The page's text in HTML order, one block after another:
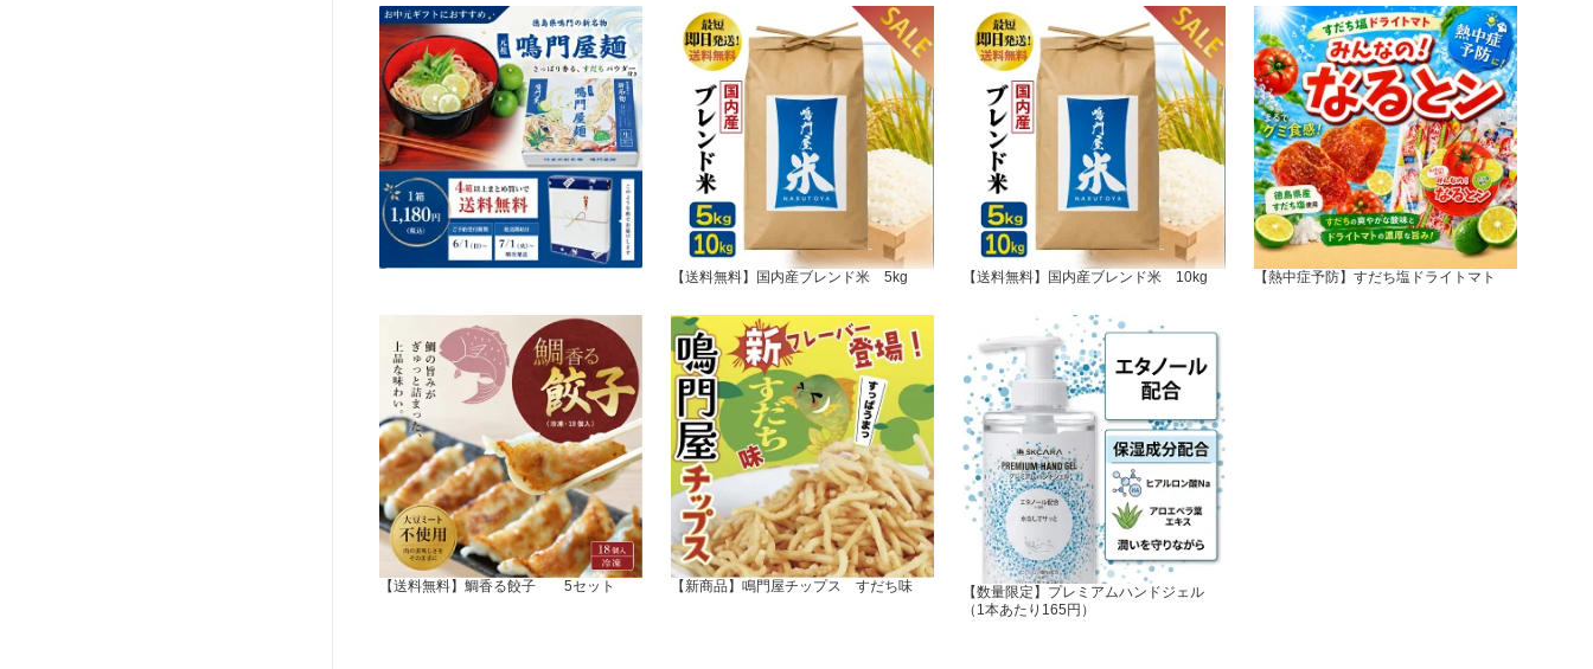
【送料無料】国内産ブレンド米 5kg 【送料無料】国内産ブレンド米 10kg 【熱中症予防】すだち塩ドライトマト
【送料無料】鯛香る餃子 5セット 【新商品】鳴門屋チップス すだち味
【数量限定】プレミアムハンドジェル
（1本あたり165円）